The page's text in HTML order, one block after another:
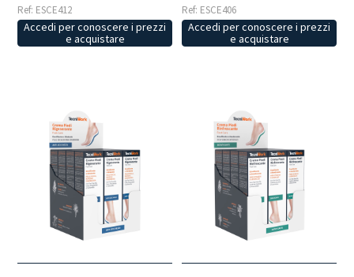
Ref: ESCE412
Accedi per conoscere i prezzi
e acquistare
Ref: ESCE406
Accedi per conoscere i prezzi
e acquistare